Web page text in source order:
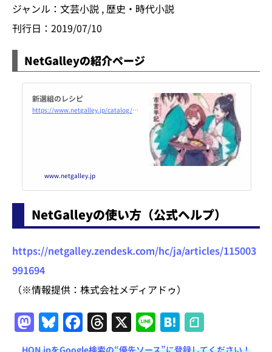
ジャンル：文芸小説 , 歴史・時代小説
刊行日：2019/07/10
NetGalleyの紹介ページ
新選組のレシピ
https://www.netgalley.jp/catalog/book/166737
www.netgalley.jp
NetGalleyの使い方（公式ヘルプ）
https://netgalley.zendesk.com/hc/ja/articles/115003
991694
（※情報提供：株式会社メディアドゥ）
M
a
Bl
u
F
a
T
h
X Li
n
H
at
HON.jpをGoogle検索の“優先ソース”に登録してください！